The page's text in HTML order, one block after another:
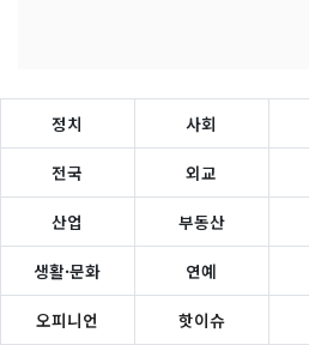
정치 사회
전국 외교
산업 부동산
생활·문화 연예
오피니언 핫이슈